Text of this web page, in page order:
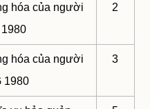
hóa của người
2
hóa của người
1980
3